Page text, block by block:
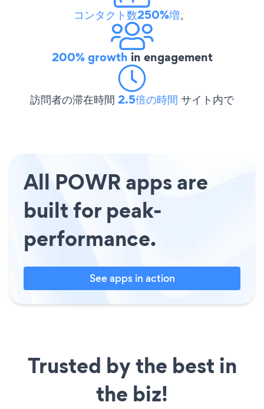
コンタクト数250%増。
200% growth in engagement
訪問者の滞在時間 2.5倍の時間 サイト内で
All POWR apps are
built for peak-
performance.
See apps in action
Trusted by the best in
the biz!